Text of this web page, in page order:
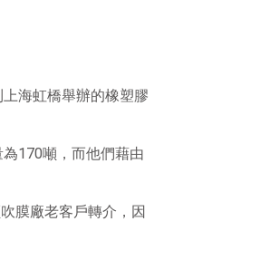
海虹橋舉辦的橡塑膠
170噸，而他們藉由
膜廠老客戶轉介，因